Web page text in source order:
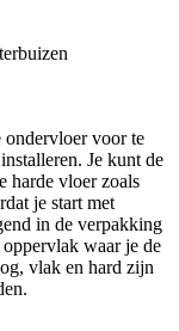
voor te
Je kunt de
harde vloer zoals
je start met
in de verpakking
waar je de
vlak en hard zijn